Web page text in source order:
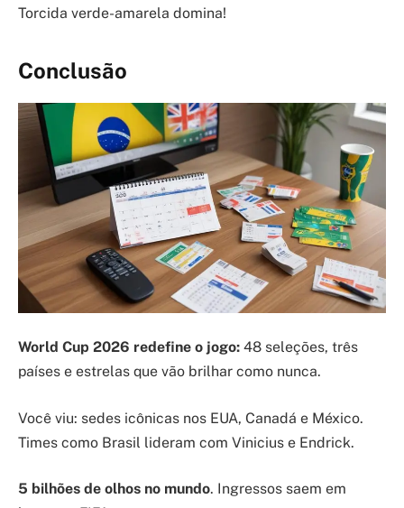
Torcida verde-amarela domina!
Conclusão
World Cup 2026 redefine o jogo: 48 seleções, três
países e estrelas que vão brilhar como nunca.
Você viu: sedes icônicas nos EUA, Canadá e México.
Times como Brasil lideram com Vinicius e Endrick.
5 bilhões de olhos no mundo. Ingressos saem em